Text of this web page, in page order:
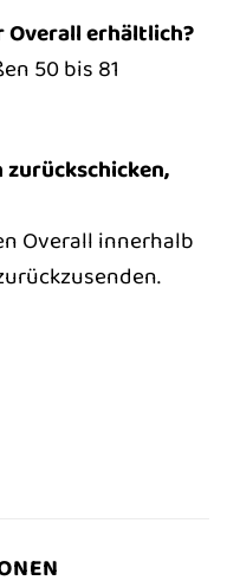
Overall erhältlich?
50 bis 81
zurückschicken,
Overall innerhalb